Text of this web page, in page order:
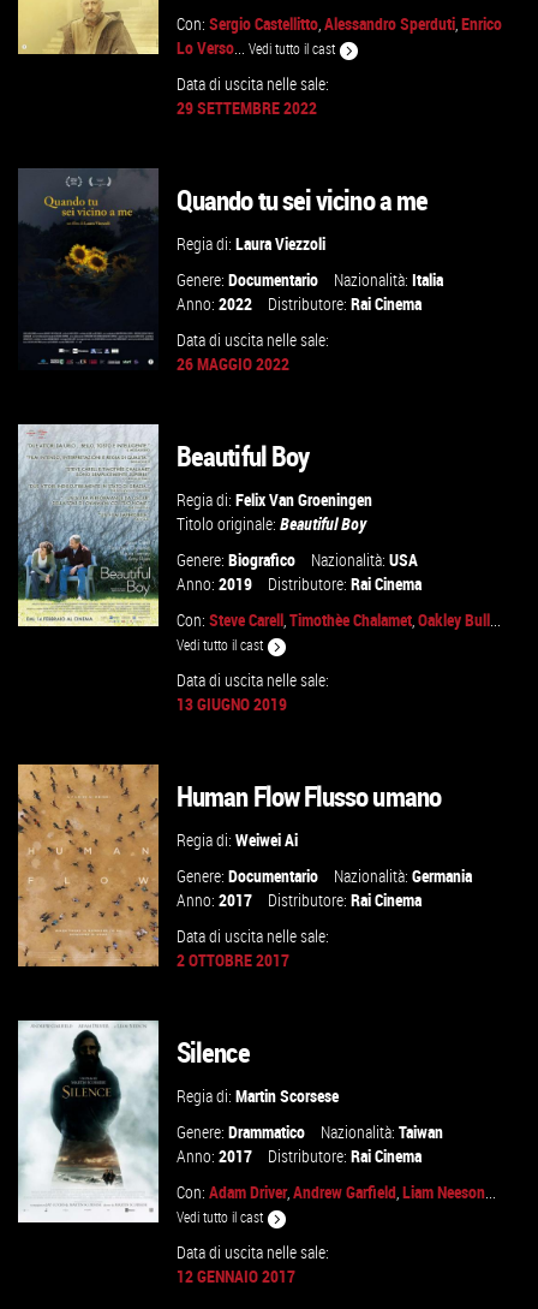
VAI ALLA SCHEDA
Con:Sergio Castellitto,Alessandro Sperduti,Enrico
Lo Verso...Vedi tutto il cast
Data di uscita nelle sale:
29 SETTEMBRE 2022
VAI ALLA SCHEDA
Quando tu sei vicino a me
Regia di:Laura Viezzoli
Genere:Documentario Nazionalità:Italia
Anno:2022 Distributore:Rai Cinema
Data di uscita nelle sale:
26 MAGGIO 2022
VAI ALLA SCHEDA
Beautiful Boy
Regia di:Felix Van Groeningen
Titolo originale:Beautiful Boy
Genere:Biografico Nazionalità:USA
Anno:2019 Distributore:Rai Cinema
Con:Steve Carell,Timothèe Chalamet,Oakley Bull...
Vedi tutto il cast
Data di uscita nelle sale:
13 GIUGNO 2019
GUARDA IL TRAILER
VAI ALLA SCHEDA
Human Flow Flusso umano
Regia di:Weiwei Ai
Genere:Documentario Nazionalità:Germania
Anno:2017 Distributore:Rai Cinema
Data di uscita nelle sale:
2 OTTOBRE 2017
Silence
Regia di:Martin Scorsese
Genere:Drammatico Nazionalità:Taiwan
Anno:2017 Distributore:Rai Cinema
Con:Adam Driver,Andrew Garfield,Liam Neeson...
Vedi tutto il cast
Data di uscita nelle sale:
12 GENNAIO 2017